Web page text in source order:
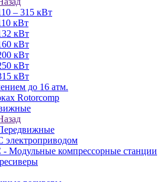
– 315 кВт
кВт
кВт
кВт
кВт
кВт
кВт
до 16 атм.
Rotorcomp
электроприводом
компрессорные станции